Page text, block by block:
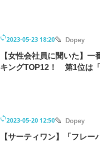
2023-05-23 18:20 Dopey
【女性会社員に聞いた】
キングTOP12！ 第1位は「
2023-05-20 12:50 Dopey
【サーティワン】「フレ